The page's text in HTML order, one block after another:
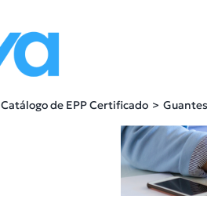
Catálogo de EPP Certificado Guantes